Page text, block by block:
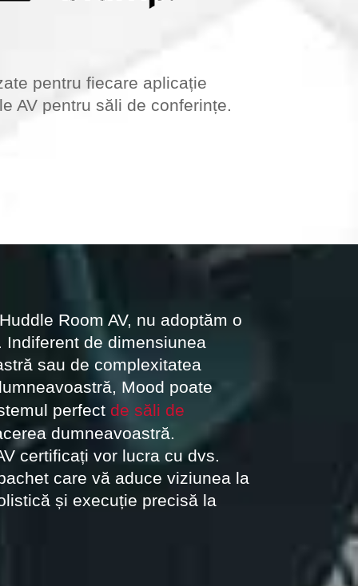
pentru fiecare aplicație
AV pentru săli de conferințe.
Room AV, nu adoptăm o
Indiferent de dimensiunea
sau de complexitatea
Mood poate
perfect de săli de
dumneavoastră.
certificați vor lucra cu dvs.
care vă aduce viziunea la
și execuție precisă la